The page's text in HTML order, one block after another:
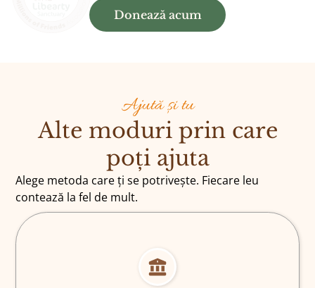
Donează acum
Ajută și tu
Alte moduri prin care
poți ajuta
Alege metoda care ți se potrivește. Fiecare leu
contează la fel de mult.